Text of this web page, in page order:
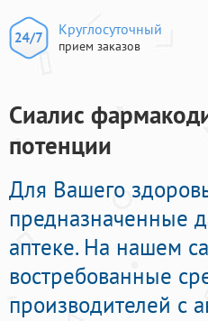
Круглосуточный
прием заказов
Сиалис
потенции
Для Вашего
предназначенные
аптеке. На нашем
востребованные
производителей с